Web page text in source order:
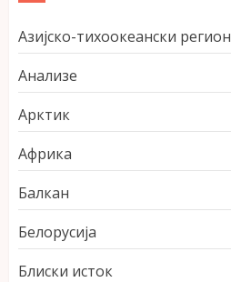
Азијско-тихоокеански регион
Анализе
Арктик
Африка
Балкан
Белорусија
Блиски исток